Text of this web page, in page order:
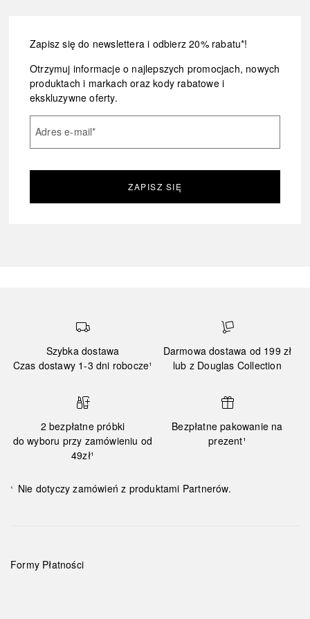
Zapisz się do newslettera i odbierz 20% rabatu*!
Otrzymuj informacje o najlepszych promocjach, nowych
produktach i markach oraz kody rabatowe i
ekskluzywne oferty.
Adres e-mail*
ZAPISZ SIĘ
Szybka dostawa
Czas dostawy 1-3 dni robocze¹
Darmowa dostawa od 199 zł
lub z Douglas Collection
2 bezpłatne próbki
do wyboru przy zamówieniu od
49zł¹
Bezpłatne pakowanie na
prezent¹
¹ Nie dotyczy zamówień z produktami Partnerów.
Formy Płatności